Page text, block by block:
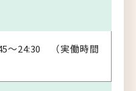
～24:30 （実働時間